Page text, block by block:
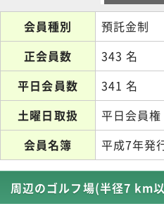
会員種別
預託金制
正会員数
343 名
平日会員数
341 名
土曜日取扱
平日会員
会員名簿
平成7年発
周辺のゴルフ場(半径7 km